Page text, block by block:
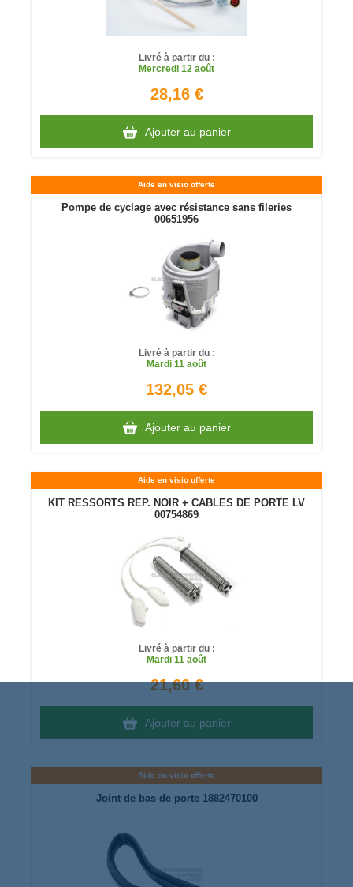
Livré à partir du :
Mercredi 12 août
28,16 €
Ajouter au panier
Aide en visio offerte
Pompe de cyclage avec résistance sans fileries
00651956
Livré à partir du :
Mardi 11 août
132,05 €
Ajouter au panier
Aide en visio offerte
KIT RESSORTS REP. NOIR + CABLES DE PORTE LV
00754869
Livré à partir du :
Mardi 11 août
21,60 €
Ajouter au panier
Aide en visio offerte
Joint de bas de porte 1882470100